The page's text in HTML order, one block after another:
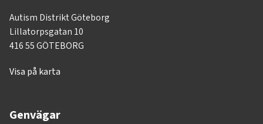
Autism Distrikt Göteborg
Lillatorpsgatan 10
416 55 GÖTEBORG
Visa på karta
Genvägar